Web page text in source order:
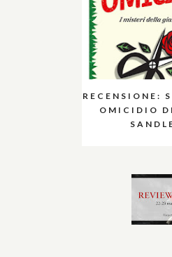
RECENSIONE:
OMICIDIO